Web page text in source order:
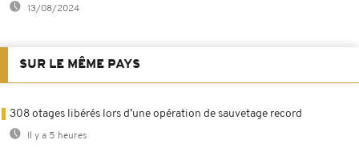
13/08/2024
SUR LE MÊME PAYS
308 otages libérés lors d’une opération de sauvetage record
Il y a 5 heures